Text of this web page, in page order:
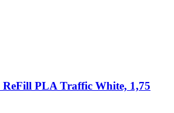
ReFill PLA Traffic White, 1,75